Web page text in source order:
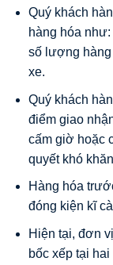
Quý khách
hàng hóa
số lượng hàng
xe.
Quý khách
điểm giao
cấm giờ hoặc
quyết khó
Hàng hóa
đóng kiện kĩ
Hiện tại, đơn
bốc xếp tại